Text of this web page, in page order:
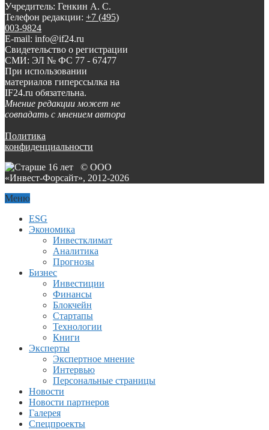
Учредитель: Генкин А. С.
Телефон редакции: +7 (495)
003-9824
E-mail: info@if24.ru
Свидетельство о регистрации
СМИ: ЭЛ № ФС 77 - 67477
При использовании
материалов гиперссылка на
IF24.ru обязательна.
Мнение редакции может не
совпадать с мнением автора
Политика
конфиденциальности
© ООО
«Инвест-Форсайт», 2012-2026
Меню
ESG
Экономика
Инвестклимат
Аналитика
Прогнозы
Бизнес
Инвестиции
Финансы
Блокчейн
Стартапы
Технологии
Книги
Эксперты
Экспертное мнение
Интервью
Персональные страницы
Новости
Новости партнеров
Галерея
Спецпроекты